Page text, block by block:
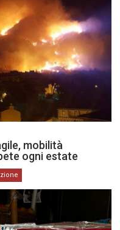
mobilità
ogni estate